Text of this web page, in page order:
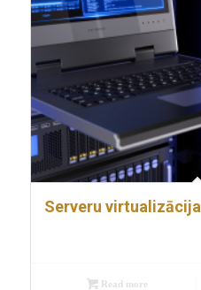
Serveru virtualizācija
Read more